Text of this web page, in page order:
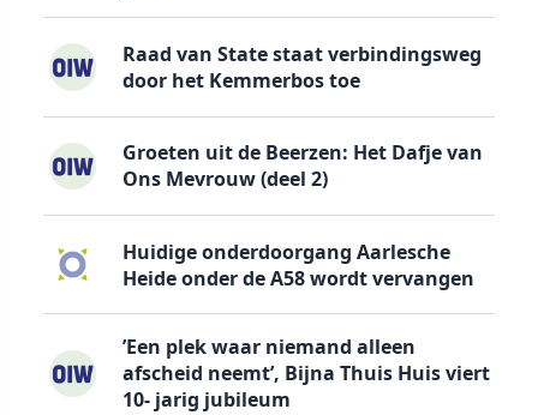
Raad van State staat verbindingsweg
door het Kemmerbos toe
Groeten uit de Beerzen: Het Dafje van
Ons Mevrouw (deel 2)
Huidige onderdoorgang Aarlesche
Heide onder de A58 wordt vervangen
’Een plek waar niemand alleen
afscheid neemt’, Bijna Thuis Huis viert
10- jarig jubileum